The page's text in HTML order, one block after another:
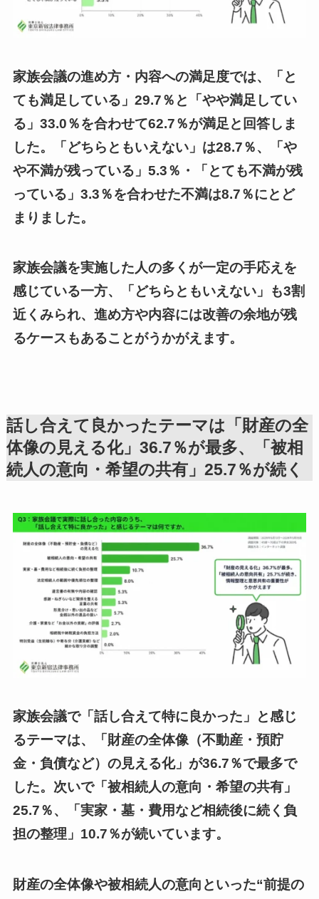
家族会議の進め方・内容への満足度では、「と
ても満足している」29.7％と「やや満足してい
る」33.0％を合わせて62.7％が満足と回答しま
した。「どちらともいえない」は28.7％、「や
や不満が残っている」5.3％・「とても不満が残
っている」3.3％を合わせた不満は8.7％にとど
まりました。
家族会議を実施した人の多くが一定の手応えを
感じている一方、「どちらともいえない」も3割
近くみられ、進め方や内容には改善の余地が残
るケースもあることがうかがえます。
話し合えて良かったテーマは「財産の全
体像の見える化」36.7％が最多、「被相
続人の意向・希望の共有」25.7％が続く
家族会議で「話し合えて特に良かった」と感じ
るテーマは、「財産の全体像（不動産・預貯
金・負債など）の見える化」が36.7％で最多で
した。次いで「被相続人の意向・希望の共有」
25.7％、「実家・墓・費用など相続後に続く負
担の整理」10.7％が続いています。
財産の全体像や被相続人の意向といった“前提の